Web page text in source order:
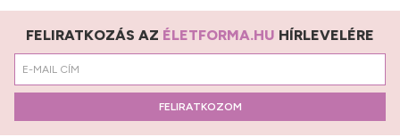
FELIRATKOZÁS AZ ÉLETFORMA.HU HÍRLEVELÉRE
FELIRATKOZOM